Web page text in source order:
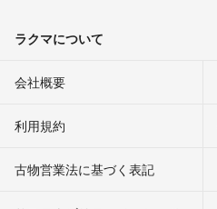
ラクマについて
会社概要
利用規約
古物営業法に基づく表記